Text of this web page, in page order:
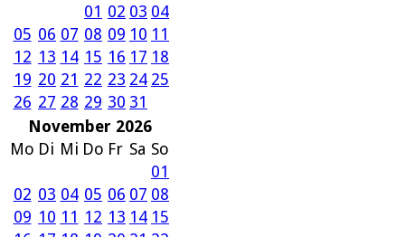
01 02 03 04
05 06 07 08 09 10 11
12 13 14 15 16 17 18
19 20 21 22 23 24 25
26 27 28 29 30 31
November 2026
Mo Di Mi Do Fr Sa So
01
02 03 04 05 06 07 08
09 10 11 12 13 14 15